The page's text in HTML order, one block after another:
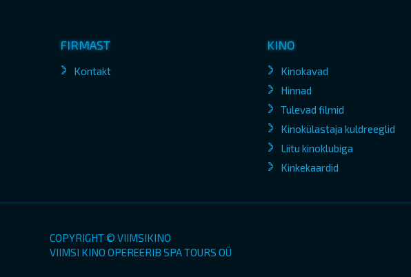
FIRMAST
Kontakt
KINO
Kinokavad
Hinnad
Tulevad filmid
Kinokülastaja kuldreeglid
Liitu kinoklubiga
Kinkekaardid
COPYRIGHT © VIIMSIKINO
VIIMSI KINO OPEREERIB SPA TOURS OÜ